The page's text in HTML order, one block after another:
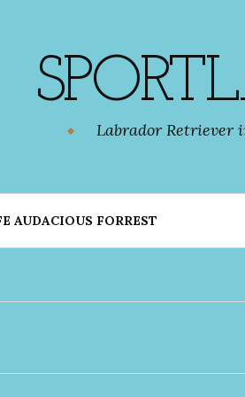
Labrador Retriever
AUDACIOUS FORREST